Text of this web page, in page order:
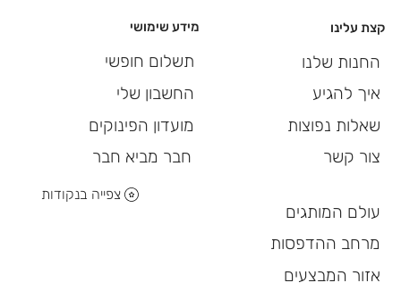
מידע שימושי
תשלום חופשי
החשבון שלי
מועדון הפינוקים
חבר מביא חבר
צפייה בנקודות
קצת עלינו
החנות שלנו
איך להגיע
שאלות נפוצות
צור קשר
עולם המותגים
מרחב ההדפסות
אזור המבצעים